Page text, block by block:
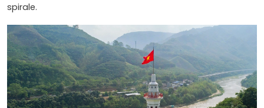
spirale.